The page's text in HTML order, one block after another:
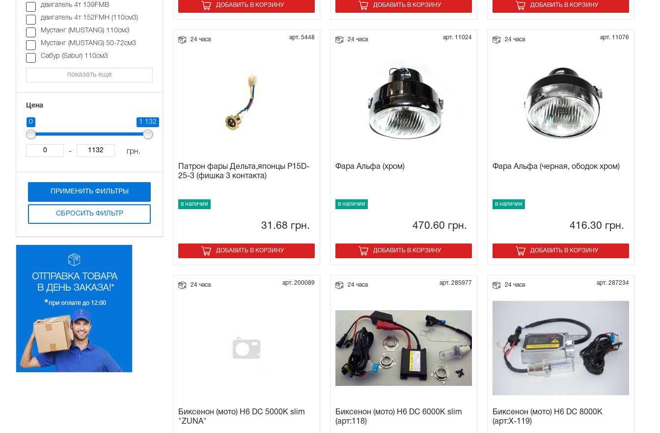
Прокладки на мотоблок
Свечи на мотоблок
Глушитель на мотоблок
Элементы управления, тросики на мотоблок
Навесное и запчасти к нему
двигатель 4т 139FMB
двигатель 4т 152FMH (110см3)
Мустанг (MUSTANG) 110см3
Мустанг (MUSTANG) 50-72см3
Сабур (Sabur) 110см3
показать еще
Цена
0 1 132
- грн.
ПРИМЕНИТЬ ФИЛЬТРЫ
СБРОСИТЬ ФИЛЬТР
ДОБАВИТЬ В КОРЗИНУ ДОБАВИТЬ В КОРЗИНУ ДОБАВИТЬ В КОРЗИНУ
24 часа арт. 5448
Патрон фары Дельта,японцы P15D-
25-3 (фишка 3 контакта)
в наличии
31.68 грн.
ДОБАВИТЬ В КОРЗИНУ
24 часа арт. 11024
Фара Альфа (хром)
в наличии
470.60 грн.
ДОБАВИТЬ В КОРЗИНУ
24 часа арт. 11076
Фара Альфа (черная, ободок хром)
в наличии
416.30 грн.
ДОБАВИТЬ В КОРЗИНУ
24 часа арт. 200089
Биксенон (мото) H6 DC 5000K slim
"ZUNA"
24 часа арт. 285977
Биксенон (мото) H6 DC 6000K slim
(арт:118)
24 часа арт. 287234
Биксенон (мото) H6 DC 8000K
(арт:Х-119)